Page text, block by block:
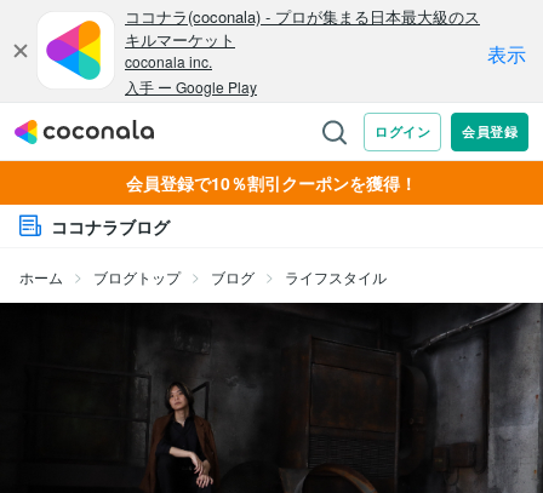
会員登録で10％割引クーポンを獲得！
ココナラブログ
ホーム ブログトップ ブログ ライフスタイル